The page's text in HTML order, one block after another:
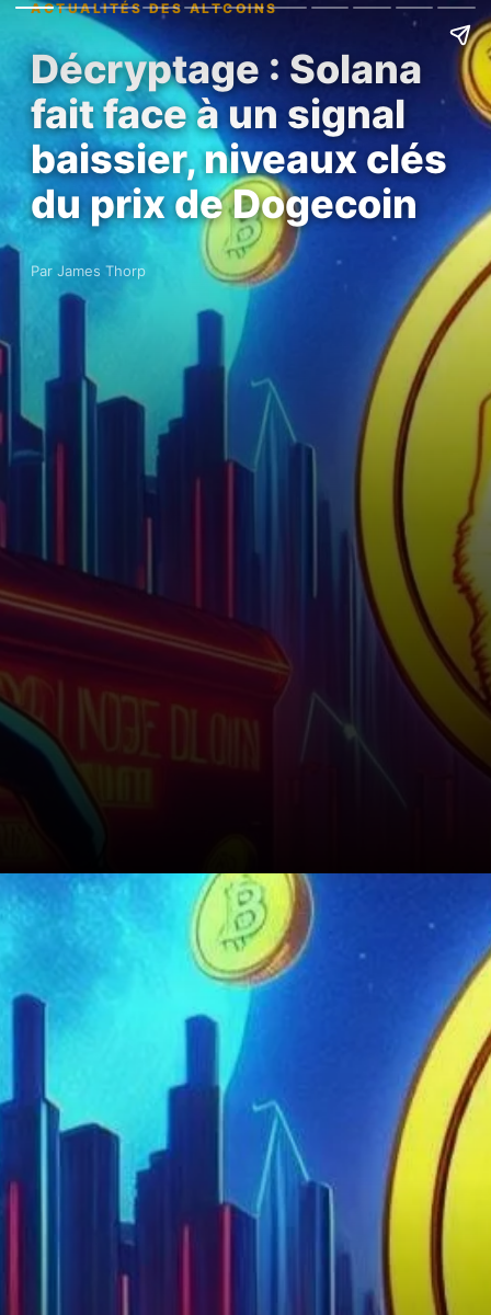
ACTUALITÉS DES ALTCOINS
Décryptage : Solana
fait face à un signal
baissier, niveaux clés
du prix de Dogecoin
Par James Thorp